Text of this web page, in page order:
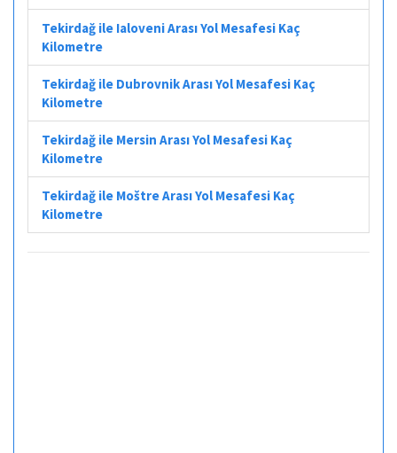
Tekirdağ ile Ialoveni Arası Yol Mesafesi Kaç
Kilometre
Tekirdağ ile Dubrovnik Arası Yol Mesafesi Kaç
Kilometre
Tekirdağ ile Mersin Arası Yol Mesafesi Kaç
Kilometre
Tekirdağ ile Moštre Arası Yol Mesafesi Kaç
Kilometre